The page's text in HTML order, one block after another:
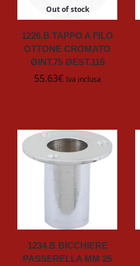
Out of stock
1226.B TAPPO A FILO
OTTONE CROMATO
ØINT.75 ØEST.115
55.63€ Iva inclusa
1234.B BICCHIERE
PASSERELLA MM 25